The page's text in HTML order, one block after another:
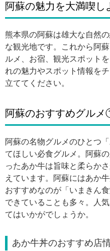
阿蘇の魅力を大満喫し
熊本県の阿蘇は雄大な自然
な観光地です。これから阿
ルメ、お宿、観光スポット
れの魅力やスポット情報を
立ててください。
阿蘇のおすすめグル
阿蘇の名物グルメのひとつ
てほしい必食グルメ。阿蘇
ったあか牛は旨味と柔らか
えています。阿蘇にはあか
おすすめなのが「いまきん
できていることも多々。人
てはいかがでしょうか。
あか牛丼のおすすめ店